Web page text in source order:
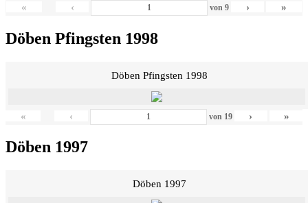
« ‹ von9 › »
Döben Pfingsten 1998
Döben Pfingsten 1998
« ‹ von 19 › »
Döben 1997
Döben 1997